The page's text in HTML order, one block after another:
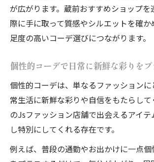
が広がります。蔵前おすすめショップを
際に手に取って質感やシルエットを確
足度の高いコーデ選びにつながります。
個性的コーデで日常に新鮮な彩りをプ
個性的コーデは、単なるファッションに
常生活に新鮮な彩りや自信をもたらし
のJsファッション店舗で出会えるアイ
し特別にしてくれる存在です。
例えば、普段の通勤やお出かけに一点